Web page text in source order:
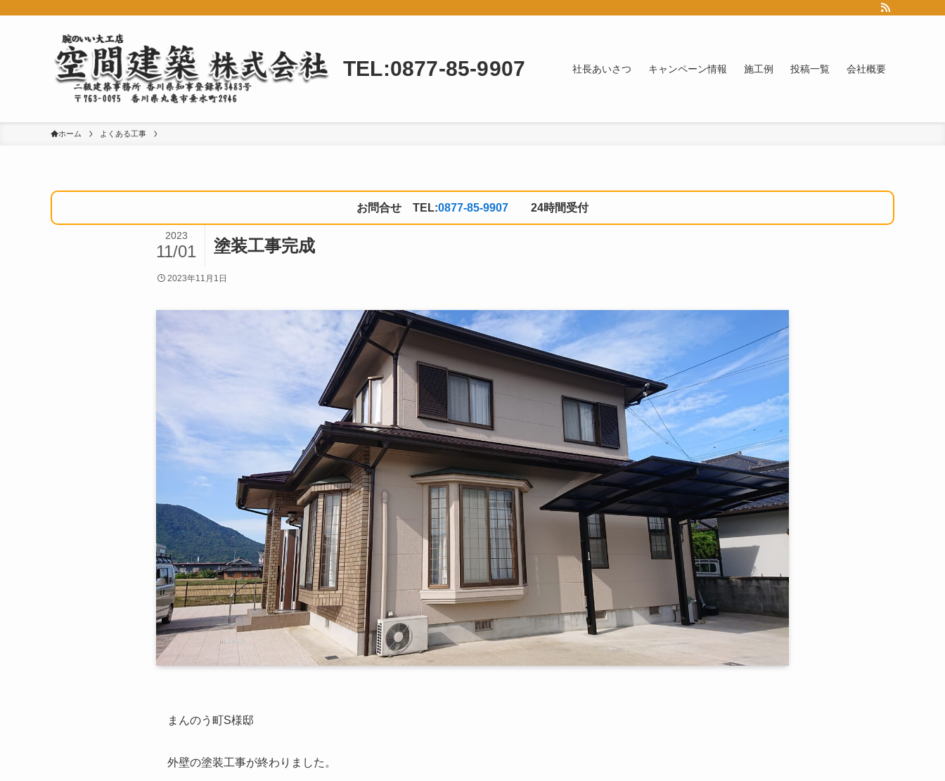
TEL:0877-85-9907 社長あいさつ キャンペーン情報 施工例 投稿一覧 会社概要
ホーム よくある工事
お問合せ TEL:0877-85-9907 24時間受付
塗装工事完成
2023
11/01
2023年11月1日
まんのう町S様邸
外壁の塗装工事が終わりました。